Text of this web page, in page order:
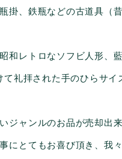
掛、鉄瓶などの古道具（
和レトロなソフビ人形、
礼拝された手のひらサイ
ジャンルのお品が売却出
にとてもお喜び頂き、我